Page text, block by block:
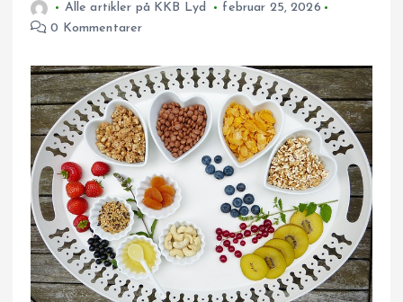
Alle artikler på KKB Lyd
februar 25, 2026
0 Kommentarer